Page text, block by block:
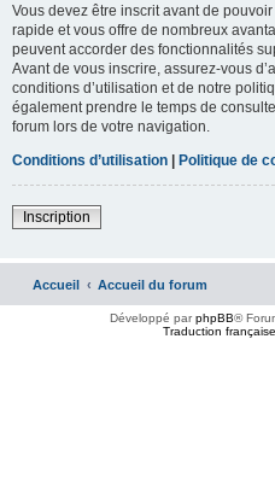
Vous devez être inscrit avant de
rapide et vous offre de nombreux
peuvent accorder des fonctionnalités
Avant de vous inscrire, assurez-vous
conditions d’utilisation et de notre
également prendre le temps de
forum lors de votre navigation.
Conditions d’utilisation | Politique de
Inscription
Accueil Accueil du forum
Développé parphpBB®
Traduction